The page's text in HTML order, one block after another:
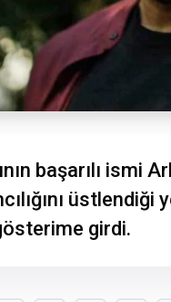
başarılı ismi
girdi.